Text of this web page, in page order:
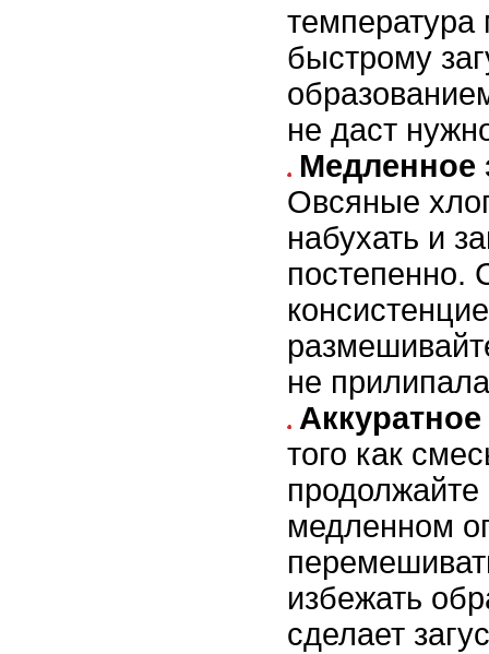
температура
быстрому
не даст
Медленное
Овсяные
набухать и
постепенно.
не
того как
продолжайте
медленном
избежать
сделает